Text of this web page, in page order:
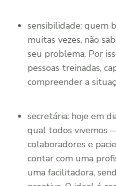
sensibilidade: quem
muitas vezes, não
seu problema. Por
pessoas treinadas,
compreender a
secretária: hoje em
qual todos vivemos
colaboradores e
contar com uma
uma facilitadora,